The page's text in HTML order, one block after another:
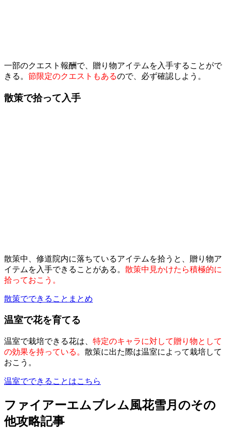
一部のクエスト報酬で、贈り物アイテムを入手することがで
きる。 節限定のクエストもあるので、必ず確認しよう。
散策で拾って入手
散策中、修道院内に落ちているアイテムを拾うと、贈り物ア
イテムを入手できることがある。 散策中見かけたら積極的に
拾っておこう。
散策でできることまとめ
温室で花を育てる
温室で栽培できる花は、 特定のキャラに対して贈り物として
の効果を持っている。 散策に出た際は温室によって栽培して
おこう。
温室でできることはこちら
ファイアーエムブレム風花雪月のその
他攻略記事